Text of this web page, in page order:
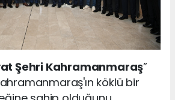
Şehri Kahramanmaraş”
köklü bir